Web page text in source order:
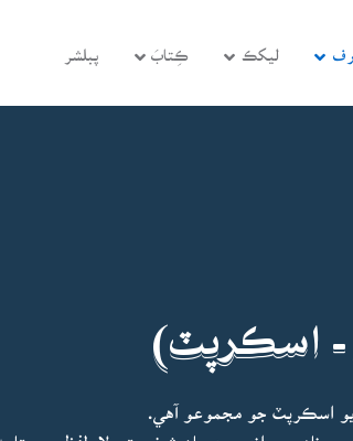
ليکڪ ڪِتابَ پبلشر
- اسڪرپٽ)
اسڪرپٽ جو مجموعو آهي.
ناهي پر انهن مهربان شخصيتن لاءِ لفظي مڃتا به